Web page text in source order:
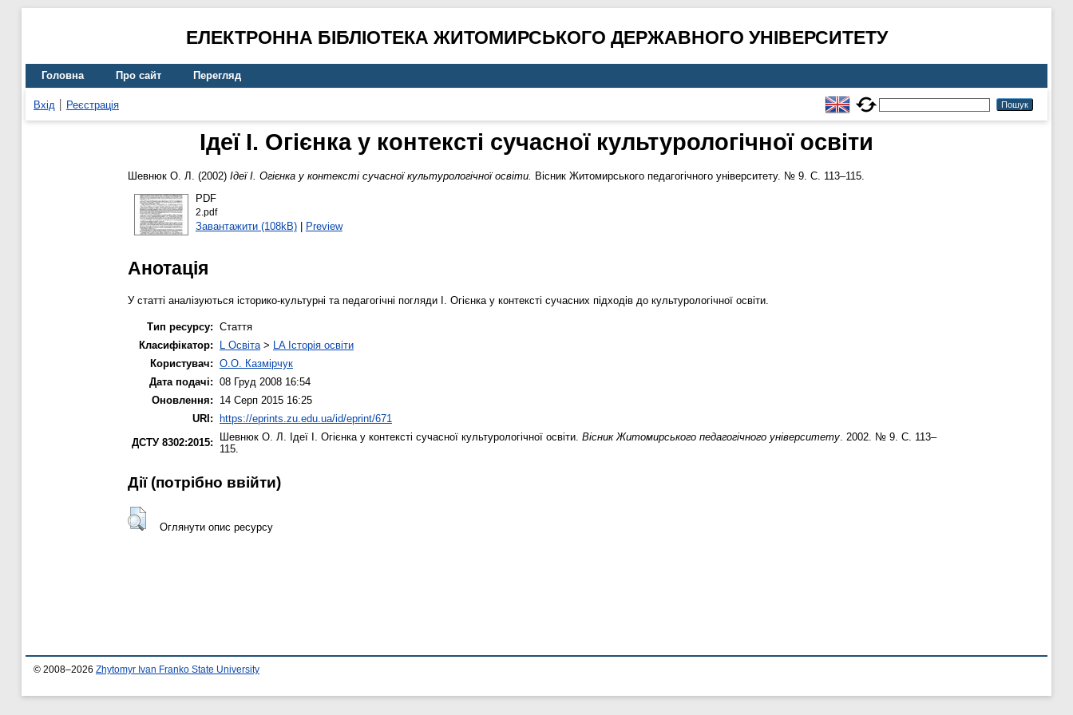
ЕЛЕКТРОННА БІБЛІОТЕКА ЖИТОМИРСЬКОГО ДЕРЖАВНОГО УНІВЕРСИТЕТУ
Головна Про сайт Перегляд
Вхід Реєстрація
Ідеї І. Огієнка у контексті сучасної культурологічної освіти
Шевнюк О. Л. (2002) Ідеї І. Огієнка у контексті сучасної культурологічної освіти. Вісник Житомирського педагогічного університету. № 9. С. 113–115.
PDF
2.pdf
Завантажити (108kB)| Preview
Анотація
У статті аналізуються історико-культурні та педагогічні погляди І. Огієнка у контексті сучасних підходів до культурологічної освіти.
Тип ресурсу: Стаття
Класифікатор:
L Освіта > LA Історія освіти
Користувач: О.О. Казмірчук
Дата подачі: 08 Груд 2008 16:54
Оновлення:
14 Серп 2015 16:25
URI: https://eprints.zu.edu.ua/id/eprint/671
ДСТУ 8302:2015:
Шевнюк О. Л. Ідеї І. Огієнка у контексті сучасної культурологічної освіти. Вісник Житомирського педагогічного університету . 2002. № 9. С. 113–
115.
Дії ​​(потрібно ввійти)
Оглянути опис ресурсу
© 2008–2026 Zhytomyr Ivan Franko State University